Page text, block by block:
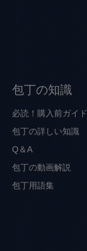
包丁の知識
必読！購入前ガイド
包丁の詳しい知識
Q＆A
包丁の動画解説
包丁用語集